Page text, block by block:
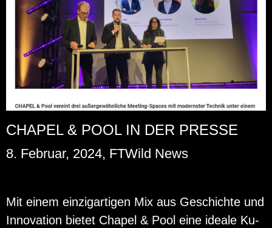
CHAPEL & POOL IN DER PRESSE
8. Februar, 2024, FTWild News
Mit einem ein­zig­ar­ti­gen Mix aus Ge­schich­te und
In­no­va­ti­on bie­tet Cha­pel & Pool eine idea­le Ku­